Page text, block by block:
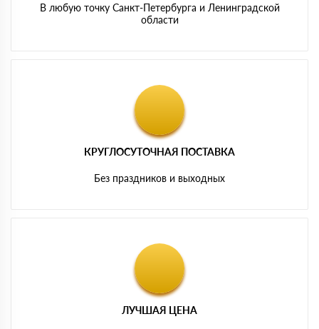
В любую точку Санкт-Петербурга и Ленинградской
области
КРУГЛОСУТОЧНАЯ ПОСТАВКА
Без праздников и выходных
ЛУЧШАЯ ЦЕНА